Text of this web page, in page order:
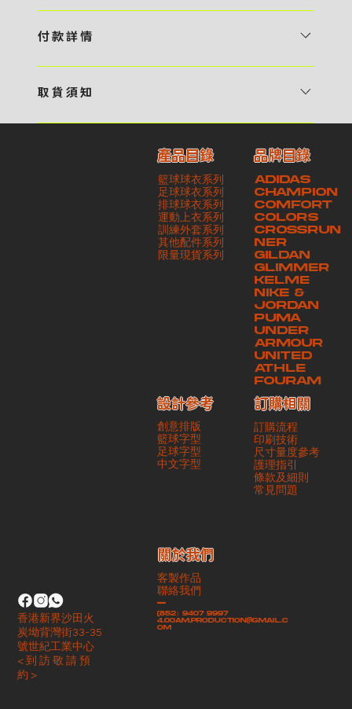
預 約 〉，參看官網上的商品目錄和作品照片去選擇心儀的款式，同時可
報價 貴客可透過電郵方式或 WhatsApp 平台提交定製資料，4AM 團
相關價目，貴客最終確認後將獲取正式完整單據，請安排繳付貨款訂金以
啟動貨品製作 4 / 商品印製 訂金核實後，4AM 團隊將隨即開始製作 5
/ 貨品提取 商品製作完成後，4AM 團隊將聯絡貴客安排貨款餘額及提取
貨品。貴客可選擇最適合的付款方式以及取貨安排
付 款 詳 情
・ Payme ・ 現金機入數 ・ 銀行櫃檯入數 ・ ATM自動櫃員機轉帳 ・
交易單據。如貴客欲更改電郵地址，請與 4AM 團隊聯絡 - 貴客的付款
記錄可透過電郵 或 WhatsApp平台（ 請註明訂單編號 ）交予4AM 團
隊核實有關款項 - 任何轉帳或換匯交易手續費等額外費用，一概不歸屬
本公司之責任 - 貴客請於收獲本公司正式訂購單據後 3 個工作天內安排
付款。如未能按期繳付所需款項，貴客須緻交因逾期所衍生之額外行政費
取 貨 須 知
請與4AM團隊職員聯絡預約取貨時間｜​ ・ GoGoVan ｜即日完成配送
服務｜運費由貴客現金支付司機｜ ・ 順豐速運 ｜貨件運送需要多於2－
3個工作天｜到付｜​ - 貴客請於貨品可取日起之 10 個工作天內安排提取
貨品，如逾期未取，本公司將不予保存相關貨品。有關貨款訂金將不予歸
還，貴客仍須負責貨款餘額 - 貴客請於收貨時小心核對貨品數量及檢查
貨品品質 - 基於 S.F. Express / GoGoVan 等託運商為第三方服務，
本公司將保證貨品安全到達第三方手中。如第三方在運送過程中引致任何
有關貨品之遺失、損毀、誤投或運送延誤，本公司一律不負責
產品目錄
籃球球衣系列
足球球衣系列
排球球衣系列
運動上衣系列
訓練外套系列
其他配件系列
​限量現貨系列
ADIDAS
CHAMPION
COMFORT
COLORS
CROSSRUN
NER
GILDAN
GLIMMER
KELME
NIKE &
JORDAN
PUMA
UNDER
ARMOUR
UNITED
ATHLE
FOURAM
品牌目錄
創意排版
籃球字型
足球字型
​中文字型
設計參考
訂購流程
印刷技術
尺寸量度參考
護理指引
條款及細則
​常見問題
訂購相關
客製作品
聯絡我們
-
(852）9407 9997
4.00am.production@gmail.c
om
​關於我們
香港新界沙田火
炭坳背灣街33-35
號世紀工業中心
< 到 訪 敬 請 預
約 >